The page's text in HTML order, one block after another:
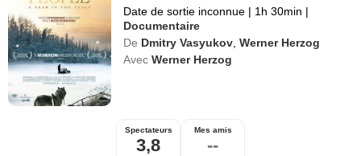
Date de sortie inconnue | 1h 30min |
Documentaire
De Dmitry Vasyukov ,Werner Herzog
Avec Werner Herzog
Spectateurs
3,8
Mes amis
--